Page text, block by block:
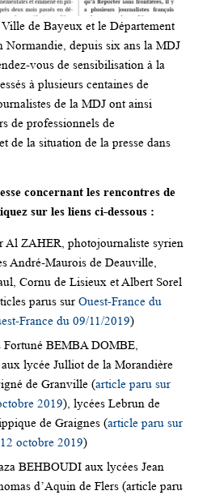
de Bayeux et le Département
Normandie, depuis six ans la MDJ
vous de sensibilisation à la
à plusieurs centaines de
de la MDJ ont ainsi
de professionnels de
de la situation de la presse dans
concernant les rencontres de
sur les liens ci-dessous :
Al ZAHER, photojournaliste syrien
André-Maurois de Deauville,
Cornu de Lisieux et Albert Sorel
parus sur Ouest-France du
France du 09/11/2019)
BEMBA DOMBE,
lycée Julliot de la Morandière
de Granville (article paru sur
2019), lycées Lebrun de
de Graignes (article paru sur
octobre 2019)
BEHBOUDI aux lycées Jean
d’Aquin de Flers (article paru